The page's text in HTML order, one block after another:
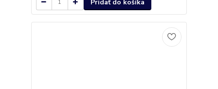
Pridať do košíka